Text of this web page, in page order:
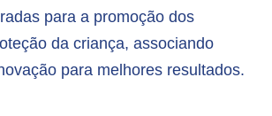
para a promoção dos
da criança, associando
para melhores resultados.